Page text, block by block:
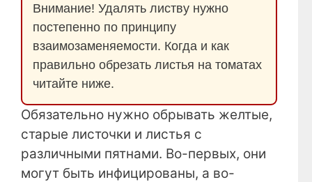
Внимание! Удалять листву нужно
постепенно по принципу
взаимозаменяемости. Когда и как
правильно обрезать листья на томатах
читайте ниже.
Обязательно нужно обрывать желтые,
старые листочки и листья с
различными пятнами. Во-первых, они
могут быть инфицированы, а во-